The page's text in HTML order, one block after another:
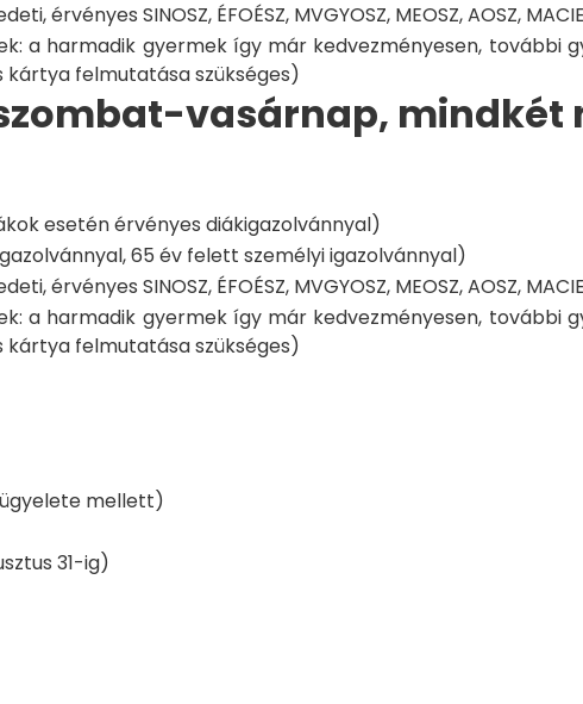
érvényes SINOSZ, ÉFOÉSZ, MVGYOSZ, MEOSZ, AOSZ,
a harmadik gyermek így már kedvezményesen, további
felmutatása szükséges)
vasárnap, mindkét
esetén érvényes diákigazolvánnyal)
65 év felett személyi igazolvánnyal)
érvényes SINOSZ, ÉFOÉSZ, MVGYOSZ, MEOSZ, AOSZ,
a harmadik gyermek így már kedvezményesen, további
felmutatása szükséges)
mellett)
31-ig)